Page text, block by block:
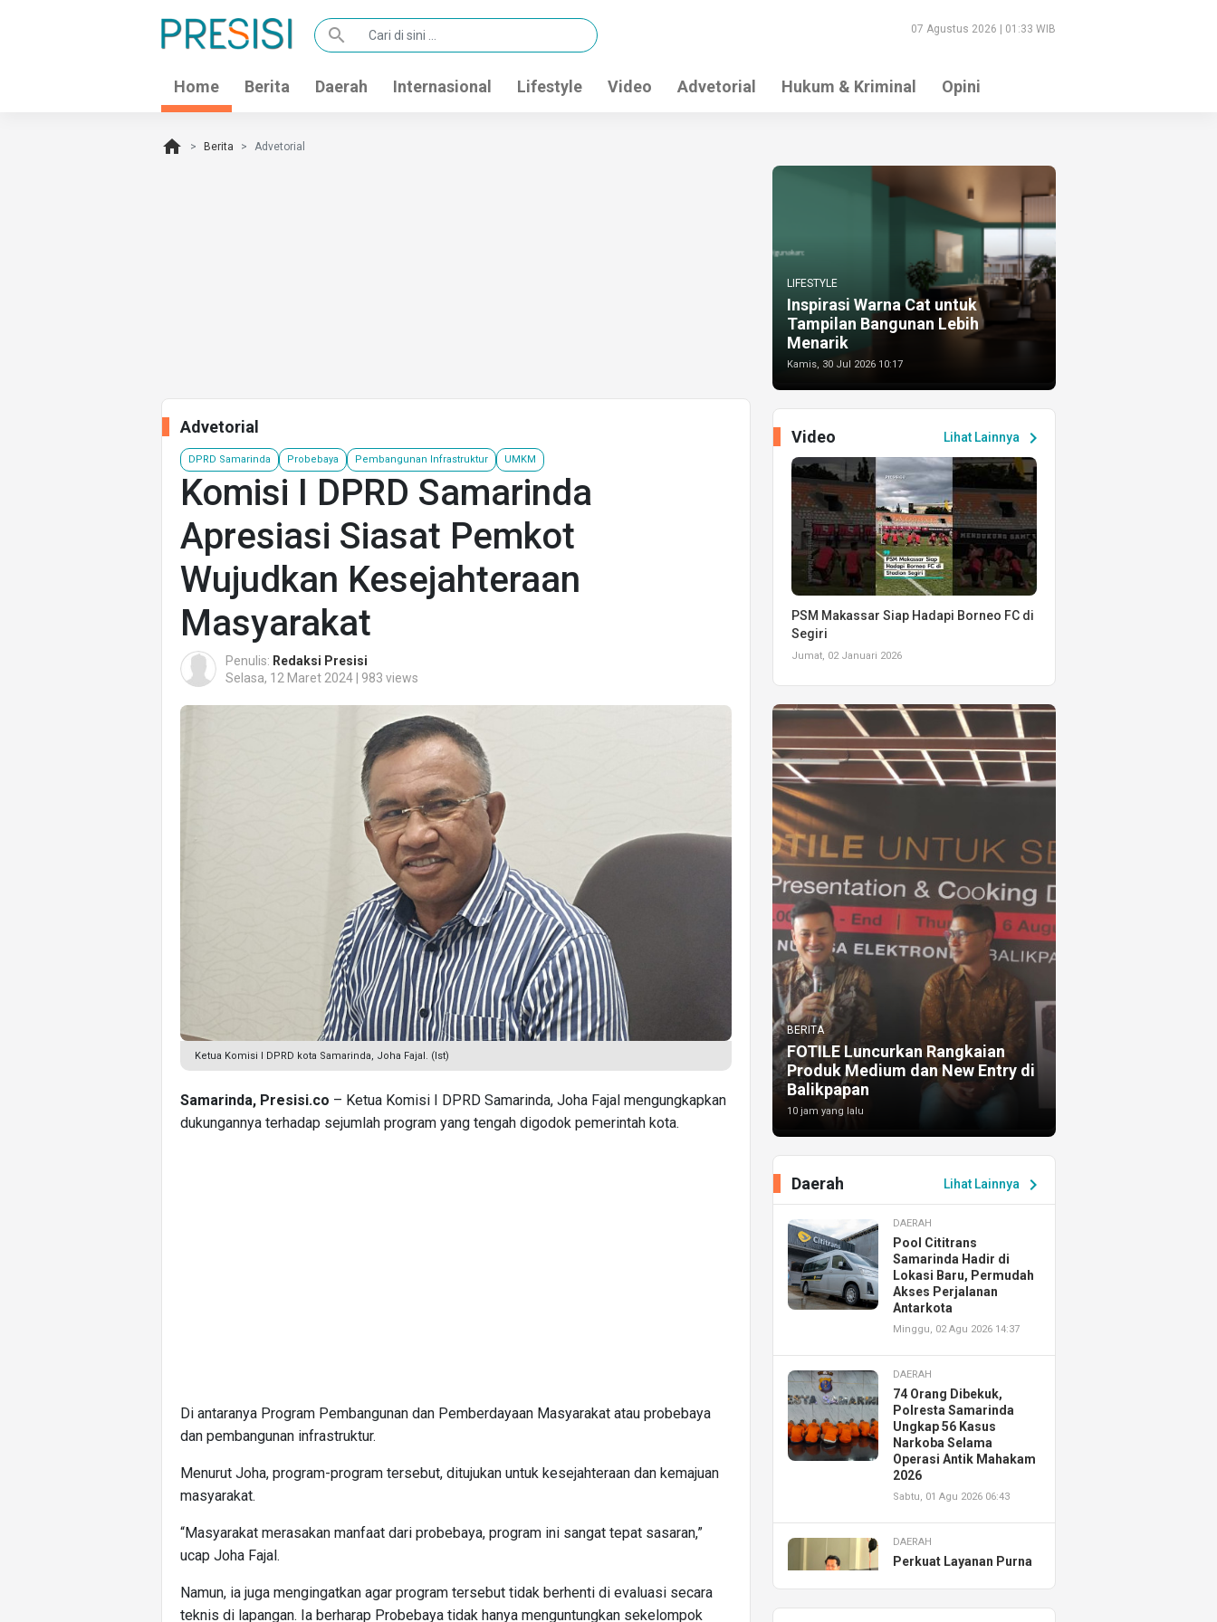
search 07 Agustus 2026 | 01:33 WIB
Home Berita Daerah Internasional Lifestyle Video Advetorial Hukum & Kriminal Opini
home Berita Advetorial
Advetorial
DPRD Samarinda Probebaya Pembangunan Infrastruktur UMKM
Komisi I DPRD Samarinda
Apresiasi Siasat Pemkot
Wujudkan Kesejahteraan
Masyarakat
Penulis: Redaksi Presisi
Selasa, 12 Maret 2024 | 983 views
Ketua Komisi I DPRD kota Samarinda, Joha Fajal. (Ist)
Samarinda, Presisi.co – Ketua Komisi I DPRD Samarinda, Joha Fajal mengungkapkan
dukungannya terhadap sejumlah program yang tengah digodok pemerintah kota.
Di antaranya Program Pembangunan dan Pemberdayaan Masyarakat atau probebaya
dan pembangunan infrastruktur.
Menurut Joha, program-program tersebut, ditujukan untuk kesejahteraan dan kemajuan
masyarakat.
“Masyarakat merasakan manfaat dari probebaya, program ini sangat tepat sasaran,”
ucap Joha Fajal.
Namun, ia juga mengingatkan agar program tersebut tidak berhenti di evaluasi secara
teknis di lapangan. Ia berharap Probebaya tidak hanya menguntungkan sekelompok
LIFESTYLE
Inspirasi Warna Cat untuk
Tampilan Bangunan Lebih
Menarik
Kamis, 30 Jul 2026 10:17
Lihat Lainnya chevron_right
Video
PSM Makassar Siap Hadapi Borneo FC di
Segiri
Jumat, 02 Januari 2026
BERITA
FOTILE Luncurkan Rangkaian
Produk Medium dan New Entry di
Balikpapan
10 jam yang lalu
Lihat Lainnya chevron_right
Daerah
DAERAH
Pool Cititrans
Samarinda Hadir di
Lokasi Baru, Permudah
Akses Perjalanan
Antarkota
Minggu, 02 Agu 2026 14:37
DAERAH
74 Orang Dibekuk,
Polresta Samarinda
Ungkap 56 Kasus
Narkoba Selama
Operasi Antik Mahakam
2026
Sabtu, 01 Agu 2026 06:43
DAERAH
Perkuat Layanan Purna
Resmikan AHASS